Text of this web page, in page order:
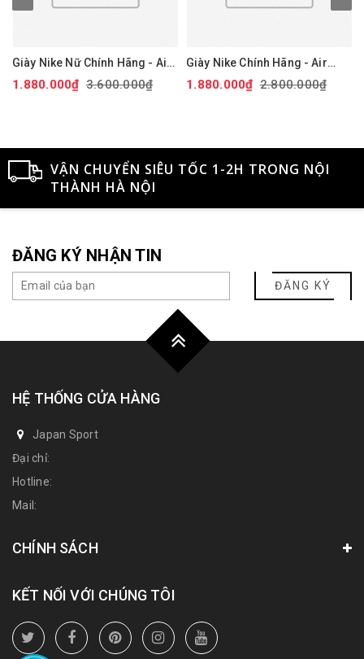
Giày Nike Nữ Chính Hãng - Air
Force 1 '07 Next Nature - Màu
hồng | JapanSport DV3808-
1.880.000₫ 3.600.000₫
Giày Nike Chính Hãng - Air
Force 1 GS 'White Black' -
Đen/trắng/vàng | JapanSport
1.880.000₫ 2.800.000₫
VẬN CHUYỂN SIÊU TỐC 1-2H TRONG NỘI
THÀNH HÀ NỘI
ĐĂNG KÝ NHẬN TIN
ĐĂNG KÝ
HỆ THỐNG CỬA HÀNG
Japan Sport
Đại chỉ:
Hotline:
Mail:
CHÍNH SÁCH
KẾT NỐI VỚI CHÚNG TÔI